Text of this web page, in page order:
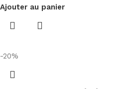
Ajouter au panier
-20%